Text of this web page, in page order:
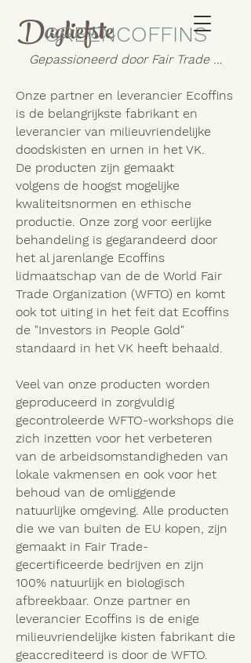
Dagliefste
GREENCOFFINS
Gepassioneerd door Fair Trade …
Onze partner en leverancier Ecoffins
is de belangrijkste fabrikant en
leverancier van milieuvriendelijke
doodskisten en urnen in het VK.
De producten zijn gemaakt
volgens de hoogst mogelijke
kwaliteitsnormen en ethische
productie. Onze zorg voor eerlijke
behandeling is gegarandeerd door
het al jarenlange Ecoffins
lidmaatschap van de de World Fair
Trade Organization (WFTO) en komt
ook tot uiting in het feit dat Ecoffins
de "Investors in People Gold"
standaard in het VK heeft behaald.
Veel van onze producten worden
geproduceerd in zorgvuldig
gecontroleerde WFTO-workshops die
zich inzetten voor het verbeteren
van de arbeidsomstandigheden van
lokale vakmensen en ook voor het
behoud van de omliggende
natuurlijke omgeving. Alle producten
die we van buiten de EU kopen, zijn
gemaakt in Fair Trade-
gecertificeerde bedrijven en zijn
100% natuurlijk en biologisch
afbreekbaar. Onze partner en
leverancier Ecoffins is de enige
milieuvriendelijke kisten fabrikant die
geaccrediteerd is door de WFTO.